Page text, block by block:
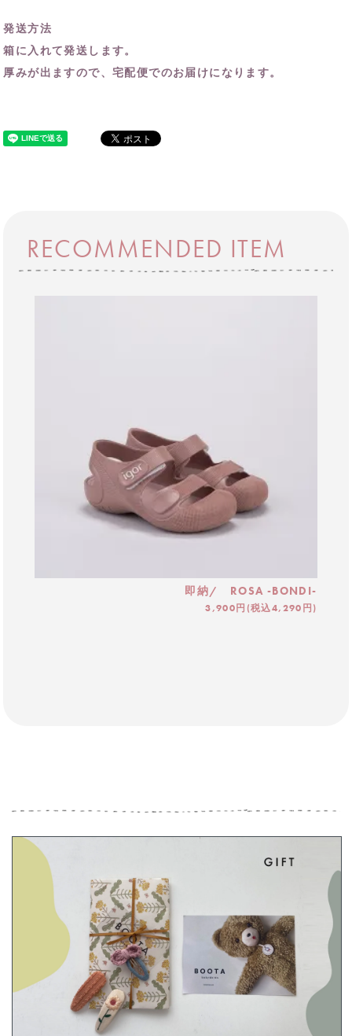
発送方法
箱に入れて発送します。
厚みが出ますので、宅配便でのお届けになります。
RECOMMENDED ITEM
即納/ ROSA -BONDI-
3,900円(税込4,290円)